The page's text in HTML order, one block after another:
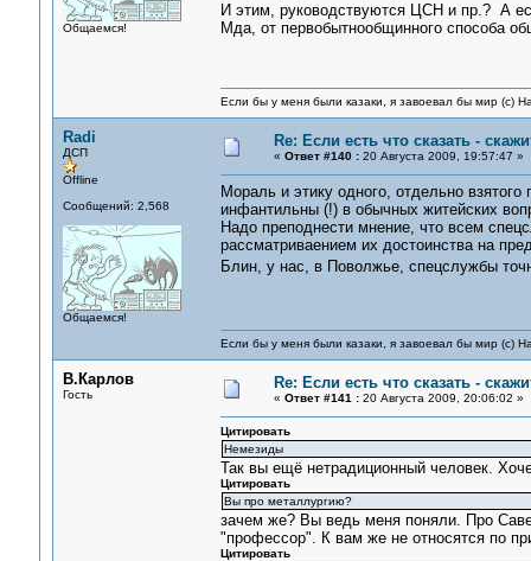
Общаемся!
И этим, руководствуются ЦСН и пр.? А
Мда, от первобытнообщинного способа
Если бы у меня были казаки, я завоевал бы мир (с)
Radi
ДСП
Offline
Сообщений: 2,568
Общаемся!
Re: Если есть что сказать -
« Ответ #140 :20 Августа 2009, 19:57:47 »
Мораль и этику одного, отдельно
инфантильны (!) в обычных житейских
Надо преподнести мнение, что всем
рассматриваением их достоинства на
Блин, у нас, в Поволжье, спецслужбы
Если бы у меня были казаки, я завоевал бы мир (с)
В.Карлов
Гость
Re: Если есть что сказать -
« Ответ #141 :20 Августа 2009, 20:06:02 »
Цитировать
Немезиды
Так вы ещё нетрадиционный человек.
Цитировать
Вы про металлургию?
зачем же? Вы ведь меня поняли. Про
"профессор". К вам же не относятся по
Цитировать